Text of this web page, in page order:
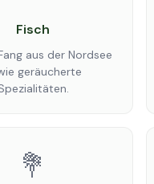
Fisch
aus der Nordsee
geräucherte
💐